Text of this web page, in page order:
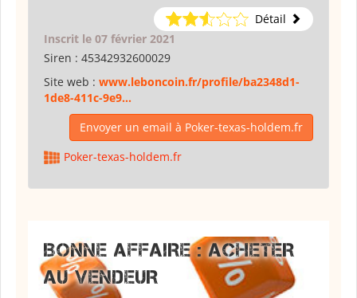
Détail
Inscrit le 07 février 2021
Siren : 45342932600029
Site web : www.leboncoin.fr/profile/ba2348d1-
1de8-411c-9e9...
Envoyer un email à Poker-texas-holdem.fr
Poker-texas-holdem.fr
BONNE AFFAIRE : ACHETER
AU VENDEUR